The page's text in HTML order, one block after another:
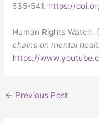
535-541. https://
Human Rights Watch.
chains on mental
https://
← Previous Post